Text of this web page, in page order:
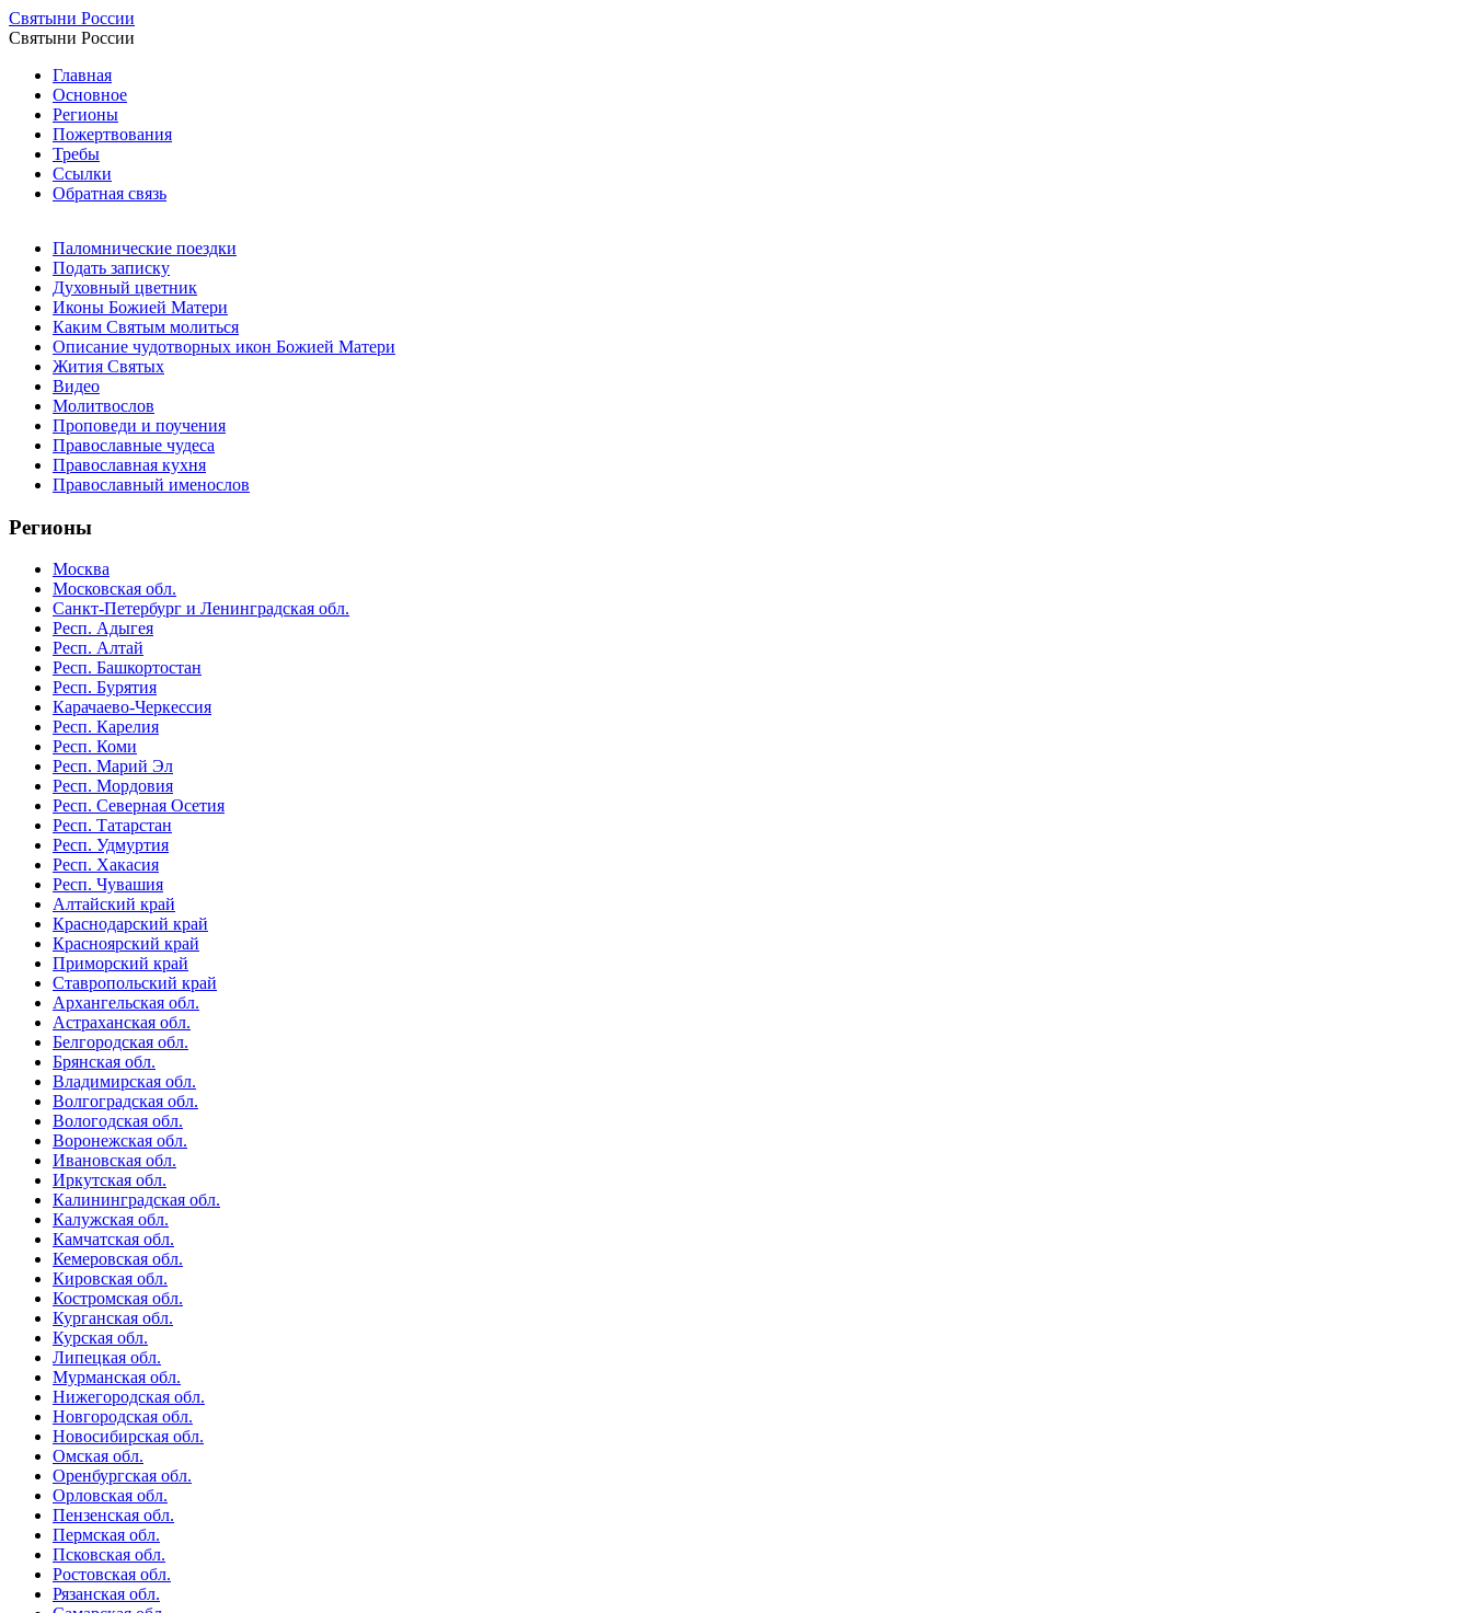
Святыни России
Святыни России
Главная
Основное
Регионы
Пожертвования
Требы
Ссылки
Обратная связь
Паломнические поездки
Подать записку
Духовный цветник
Иконы Божией Матери
Каким Святым молиться
Описание чудотворных икон Божией Матери
Жития Святых
Видео
Молитвослов
Проповеди и поучения
Православные чудеса
Православная кухня
Православный именослов
Регионы
Москва
Московская обл.
Санкт-Петербург и Ленинградская обл.
Респ. Адыгея
Респ. Алтай
Респ. Башкортостан
Респ. Бурятия
Карачаево-Черкессия
Респ. Карелия
Респ. Коми
Респ. Марий Эл
Респ. Мордовия
Респ. Северная Осетия
Респ. Татарстан
Респ. Удмуртия
Респ. Хакасия
Респ. Чувашия
Алтайский край
Краснодарский край
Красноярский край
Приморский край
Ставропольский край
Архангельская обл.
Астраханская обл.
Белгородская обл.
Брянская обл.
Владимирская обл.
Волгоградская обл.
Вологодская обл.
Воронежская обл.
Ивановская обл.
Иркутская обл.
Калининградская обл.
Калужская обл.
Камчатская обл.
Кемеровская обл.
Кировская обл.
Костромская обл.
Курганская обл.
Курская обл.
Липецкая обл.
Мурманская обл.
Нижегородская обл.
Новгородская обл.
Новосибирская обл.
Омская обл.
Оренбургская обл.
Орловская обл.
Пензенская обл.
Пермская обл.
Псковская обл.
Ростовская обл.
Рязанская обл.